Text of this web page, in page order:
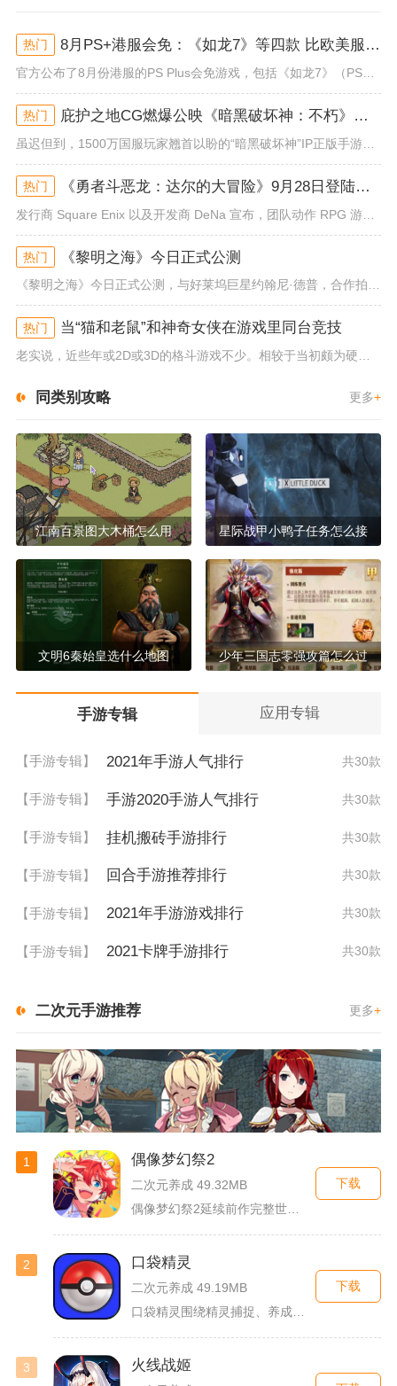
热门 8月PS+港服会免：《如龙7》等四款 比欧美服多一款
官方公布了8月份港服的PS Plus会免游戏，包括《如龙7》（PS4/PS5）、《小小梦魇》（PS4）、《托尼霍克职业滑...
热门 庇护之地CG燃爆公映《暗黑破坏神：不朽》今日全平台上线
虽迟但到，1500万国服玩家翘首以盼的“暗黑破坏神”IP正版手游《暗黑破坏神：不朽》已于今日全平台上线！动作RPG王者再...
热门 《勇者斗恶龙：达尔的大冒险》9月28日登陆苹果谷歌应用商店
发行商 Square Enix 以及开发商 DeNa 宣布，团队动作 RPG 游戏《勇者斗恶龙：达尔的大冒险 魂之绊》将...
热门 《黎明之海》今日正式公测
《黎明之海》今日正式公测，与好莱坞巨星约翰尼·德普，合作拍摄的宣传短片《冒险者的游戏》同步上线！沉浸式环球之旅 打造属于...
热门 当“猫和老鼠”和神奇女侠在游戏里同台竞技
老实说，近些年或2D或3D的格斗游戏不少。相较于当初颇为硬核的难度。如今这类游戏大都以较低的游玩门槛，独特的技能机制吸引...
同类别攻略 更多+
江南百景图大木桶怎么用 星际战甲小鸭子任务怎么接
文明6秦始皇选什么地图 少年三国志零强攻篇怎么过
手游专辑 应用专辑
【手游专辑】 2021年手游人气排行 共30款
【手游专辑】 手游2020手游人气排行 共30款
【手游专辑】 挂机搬砖手游排行 共30款
【手游专辑】 回合手游推荐排行 共30款
【手游专辑】 2021年手游游戏排行 共30款
【手游专辑】 2021卡牌手游排行 共30款
二次元手游推荐 更多+
1 偶像梦幻祭2
二次元养成 49.32MB
偶像梦幻祭2延续前作完整世界观，玩家以制作人身份陪伴49位少...
下载
2 口袋精灵
二次元养成 49.19MB
下载
3 火线战姬